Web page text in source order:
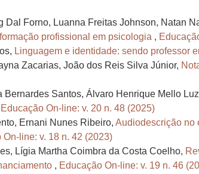
Forno, Luanna Freitas Johnson, Natan
profissional em psicologia ,
Linguagem e identidade: sendo professor
Zacarias, João dos Reis Silva Júnior,
Santos, Álvaro Henrique Mello
Educação On-line: v. 20 n. 48 (2025)
Ernani Nunes Ribeiro, Audiodescrição no
On-line: v. 18 n. 42 (2023)
Lígia Martha Coimbra da Costa Coelho,
, Educação On-line: v. 19 n. 46